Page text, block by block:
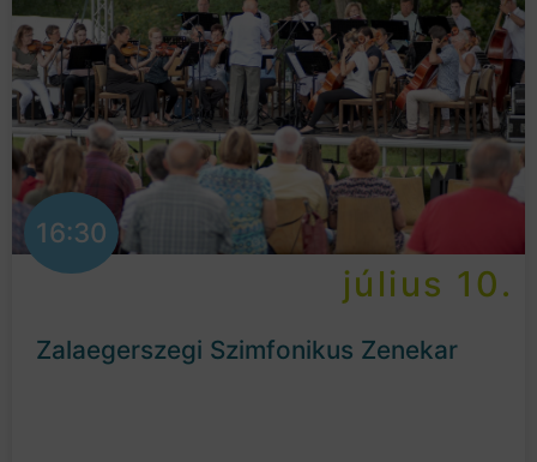
16:30
július 10.
Zalaegerszegi Szimfonikus Zenekar